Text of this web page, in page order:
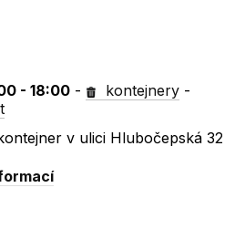
- 18:00 - kontejnery -
v ulici Hlubočepská 32